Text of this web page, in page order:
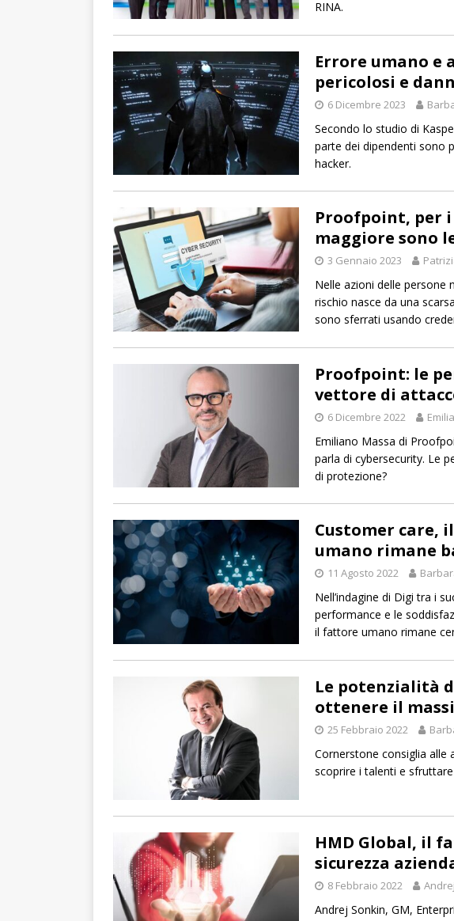
RINA.
Errore umano e
pericolosi e
6 Dicembre 2023
Secondo lo studio di
parte dei dipendenti sono
hacker.
Proofpoint, per
maggiore sono
3 Gennaio 2023
Nelle azioni delle persone
rischio nasce da una
sono sferrati usando
Proofpoint: le
vettore di
6 Dicembre 2022
Emiliano Massa di
parla di cybersecurity. Le
di protezione?
Customer care,
umano rimane
11 Agosto 2022
Nell’indagine di Digi tra i
performance e le
il fattore umano rimane
Le potenzialità
ottenere il
25 Febbraio 2022
Cornerstone consiglia alle
scoprire i talenti e
HMD Global, il
sicurezza
8 Febbraio 2022
Andrej Sonkin, GM,